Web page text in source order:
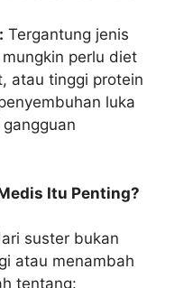
Tergantung jenis
perlu diet
atau tinggi protein
luka
Itu Penting?
suster bukan
atau menambah
tentang: